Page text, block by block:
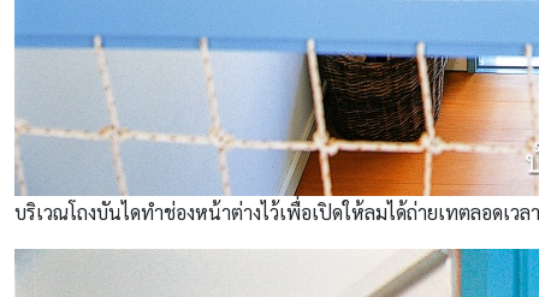
บริเวณโถงบันไดทำช่องหน้าต่างไว้เพื่อเปิดให้ลมได้ถ่ายเทตลอดเว